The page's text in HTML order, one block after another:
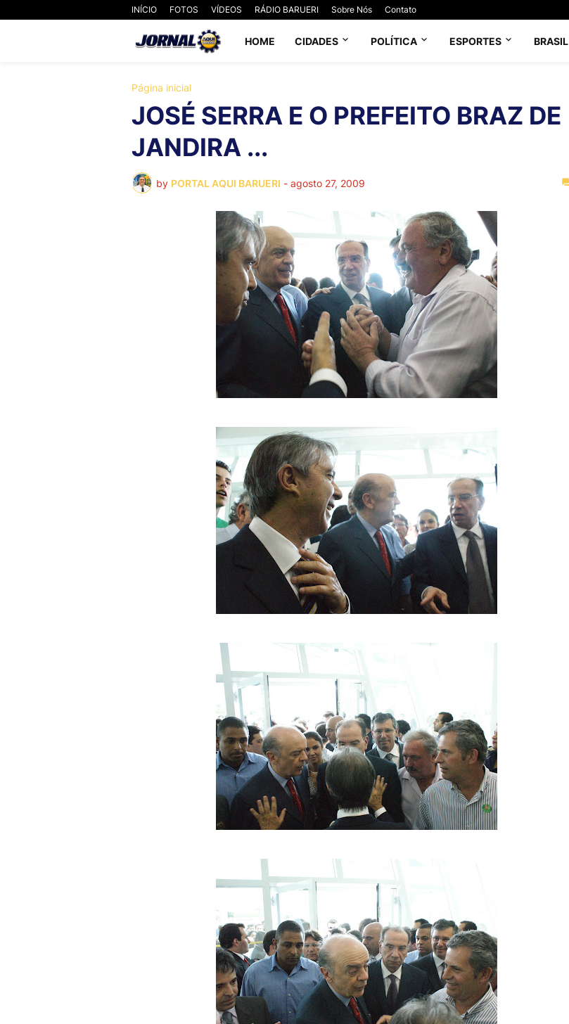
INÍCIO FOTOS VÍDEOS RÁDIO BARUERI Sobre Nós Contato
HOME CIDADES POLÍTICA ESPORTES BRASIL
Página inicial
JOSÉ SERRA E O PREFEITO BRAZ DE
JANDIRA ...
by PORTAL AQUI BARUERI - agosto 27, 2009